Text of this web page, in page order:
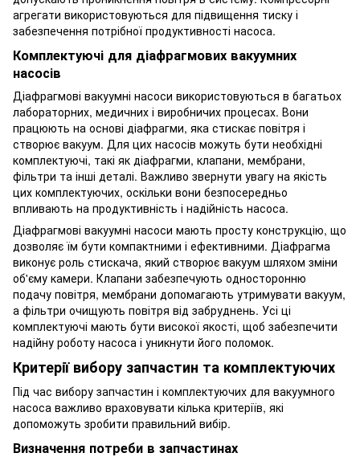
агрегати використовуються для підвищення тиску і
забезпечення потрібної продуктивності насоса.
Комплектуючі для діафрагмових вакуумних
насосів
Діафрагмові вакуумні насоси використовуються в багатьох
лабораторних, медичних і виробничих процесах. Вони
працюють на основі діафрагми, яка стискає повітря і
створює вакуум. Для цих насосів можуть бути необхідні
комплектуючі, такі як діафрагми, клапани, мембрани,
фільтри та інші деталі. Важливо звернути увагу на якість
цих комплектуючих, оскільки вони безпосередньо
впливають на продуктивність і надійність насоса.
Діафрагмові вакуумні насоси мають просту конструкцію, що
дозволяє їм бути компактними і ефективними. Діафрагма
виконує роль стискача, який створює вакуум шляхом зміни
об'єму камери. Клапани забезпечують односторонню
подачу повітря, мембрани допомагають утримувати вакуум,
а фільтри очищують повітря від забруднень. Усі ці
комплектуючі мають бути високої якості, щоб забезпечити
надійну роботу насоса і уникнути його поломок.
Критерії вибору запчастин та комплектуючих
Під час вибору запчастин і комплектуючих для вакуумного
насоса важливо враховувати кілька критеріїв, які
допоможуть зробити правильний вибір.
Визначення потреби в запчастинах